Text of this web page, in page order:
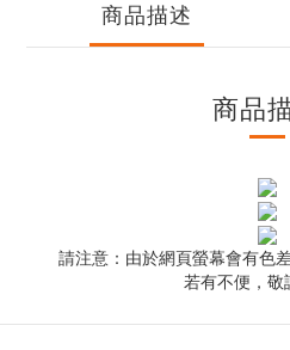
商品描述
商品
請注意：由於網頁螢幕會有色
若有不便，敬